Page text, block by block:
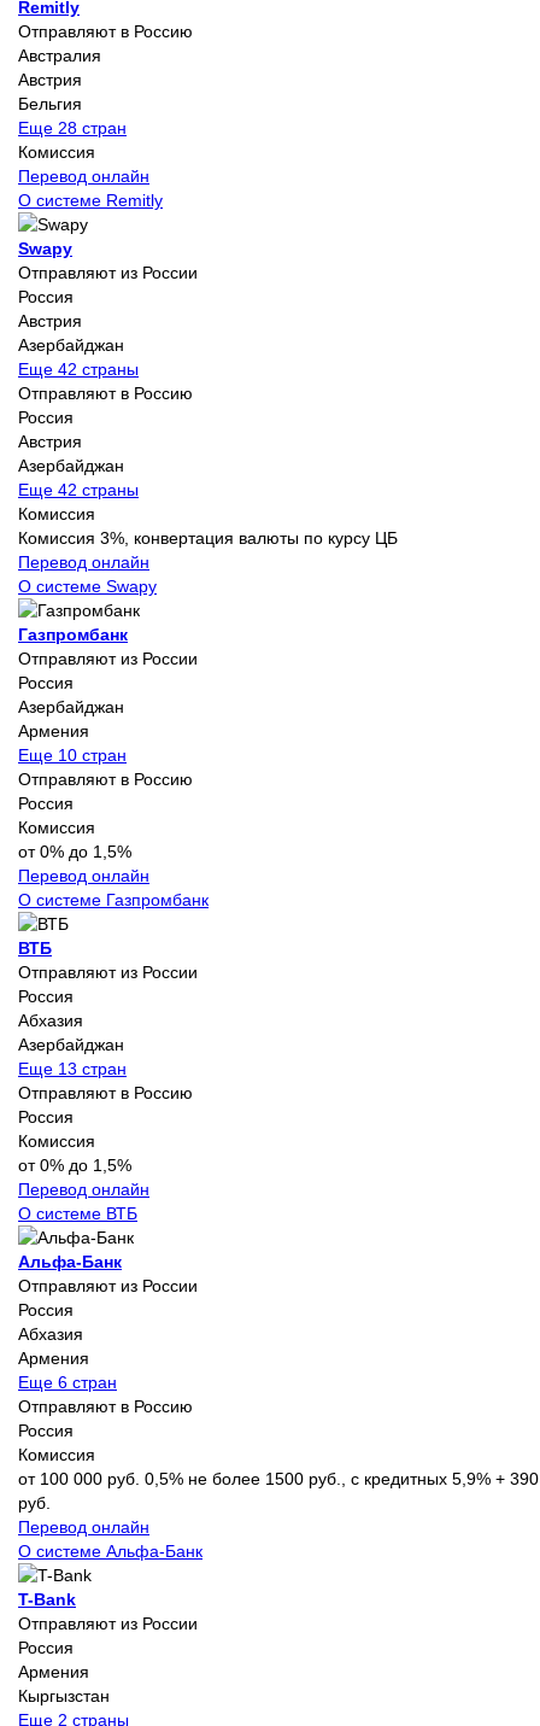
Remitly
Отправляют в Россию
Австралия
Австрия
Бельгия
Еще 28 стран
Комиссия
Перевод онлайн
О системе Remitly
Swapy
Отправляют из России
Россия
Австрия
Азербайджан
Еще 42 страны
Отправляют в Россию
Россия
Австрия
Азербайджан
Еще 42 страны
Комиссия
Комиссия 3%, конвертация валюты по курсу ЦБ
Перевод онлайн
О системе Swapy
Газпромбанк
Отправляют из России
Россия
Азербайджан
Армения
Еще 10 стран
Отправляют в Россию
Россия
Комиссия
от 0% до 1,5%
Перевод онлайн
О системе Газпромбанк
ВТБ
Отправляют из России
Россия
Абхазия
Азербайджан
Еще 13 стран
Отправляют в Россию
Россия
Комиссия
от 0% до 1,5%
Перевод онлайн
О системе ВТБ
Альфа-Банк
Отправляют из России
Россия
Абхазия
Армения
Еще 6 стран
Отправляют в Россию
Россия
Комиссия
от 100 000 руб. 0,5% не более 1500 руб., с кредитных 5,9% + 390
руб.
Перевод онлайн
О системе Альфа-Банк
T-Bank
Отправляют из России
Россия
Армения
Кыргызстан
Еще 2 страны